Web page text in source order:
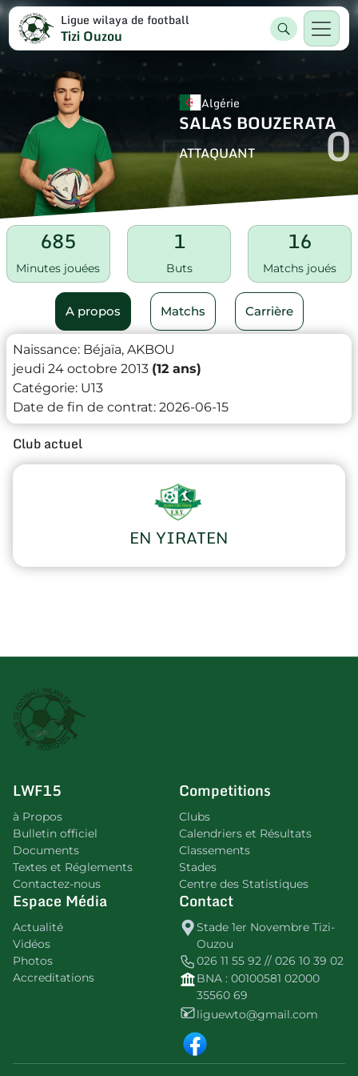
Ligue wilaya de football
Tizi Ouzou
Algérie
SALAS BOUZERATA
ATTAQUANT 0
685
Minutes jouées
1
Buts
16
Matchs joués
A propos Matchs Carrière
Naissance: Béjaïa, AKBOU
jeudi 24 octobre 2013 (12 ans)
Catégorie: U13
Date de fin de contrat: 2026-06-15
Club actuel
EN YIRATEN
LWF15
à Propos
Bulletin officiel
Documents
Textes et Réglements
Contactez-nous
Competitions
Clubs
Calendriers et Résultats
Classements
Stades
Centre des Statistiques
Espace Média
Actualité
Vidéos
Photos
Accreditations
Contact
Stade 1er Novembre Tizi-
Ouzou
026 11 55 92 // 026 10 39 02
BNA : 00100581 02000
35560 69
liguewto@gmail.com